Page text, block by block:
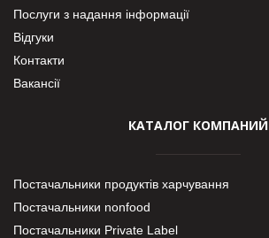
Послуги з надання інформації
Відгуки
Контакти
Вакансії
КАТАЛОГ КОМПАНИЙ
Постачальники продуктів харчування
Постачальники nonfood
Постачальники Private Label